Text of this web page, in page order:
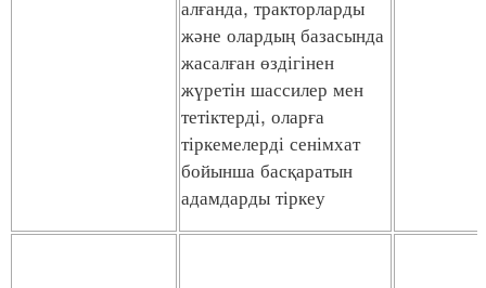
алғанда, тракторларды
және олардың базасында
жасалған өздігінен
жүретін шассилер мен
тетіктерді, оларға
тіркемелерді сенімхат
бойынша басқаратын
адамдарды тіркеу